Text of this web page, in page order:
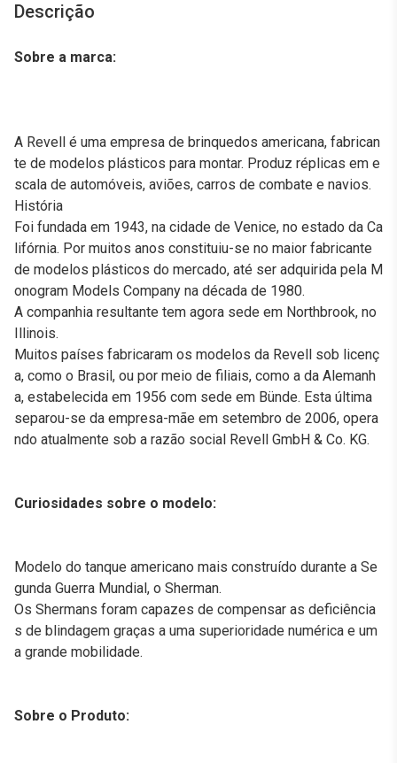
Descrição
Sobre a marca:
A Revell é uma empresa de brinquedos americana, fabrican
te de modelos plásticos para montar. Produz réplicas em e
scala de automóveis, aviões, carros de combate e navios.
História
Foi fundada em 1943, na cidade de Venice, no estado da Ca
lifórnia. Por muitos anos constituiu-se no maior fabricante
de modelos plásticos do mercado, até ser adquirida pela M
onogram Models Company na década de 1980.
A companhia resultante tem agora sede em Northbrook, no
Illinois.
Muitos países fabricaram os modelos da Revell sob licenç
a, como o Brasil, ou por meio de filiais, como a da Alemanh
a, estabelecida em 1956 com sede em Bünde. Esta última
separou-se da empresa-mãe em setembro de 2006, opera
ndo atualmente sob a razão social Revell GmbH & Co. KG.
Curiosidades sobre o modelo:
Modelo do tanque americano mais construído durante a Se
gunda Guerra Mundial, o Sherman.
Os Shermans foram capazes de compensar as deficiência
s de blindagem graças a uma superioridade numérica e um
a grande mobilidade.
Sobre o Produto: